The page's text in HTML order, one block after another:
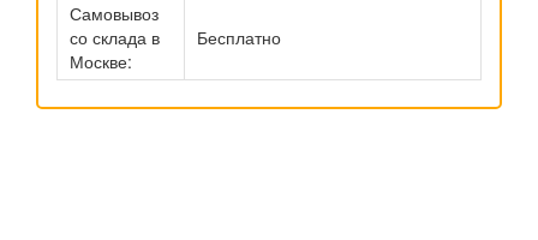
Самовывоз
со склада в
Москве:
Бесплатно